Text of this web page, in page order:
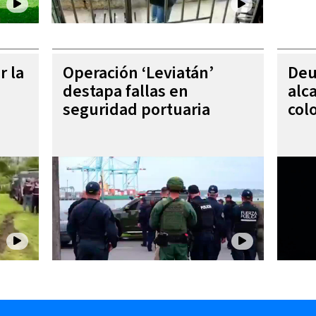
la Operación ‘Leviatán’
destapa fallas en
seguridad portuaria